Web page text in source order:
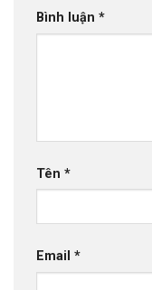
Bình luận *
Tên *
Email *